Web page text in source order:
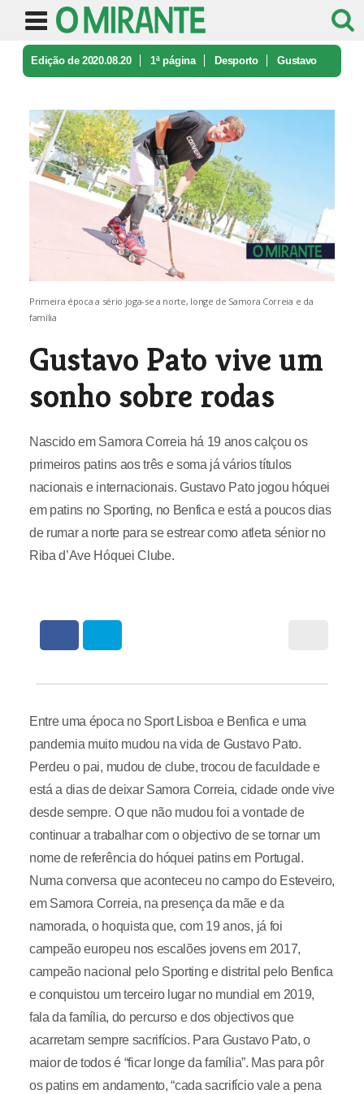
Edição de 2020.08.20 1ª página Desporto Gustavo
Primeira época a sério joga-se a norte, longe de Samora Correia e da
família
Gustavo Pato vive um
sonho sobre rodas
Nascido em Samora Correia há 19 anos calçou os
primeiros patins aos três e soma já vários títulos
nacionais e internacionais. Gustavo Pato jogou hóquei
em patins no Sporting, no Benfica e está a poucos dias
de rumar a norte para se estrear como atleta sénior no
Riba d’Ave Hóquei Clube.
Entre uma época no Sport Lisboa e Benfica e uma
pandemia muito mudou na vida de Gustavo Pato.
Perdeu o pai, mudou de clube, trocou de faculdade e
está a dias de deixar Samora Correia, cidade onde vive
desde sempre. O que não mudou foi a vontade de
continuar a trabalhar com o objectivo de se tornar um
nome de referência do hóquei patins em Portugal.
Numa conversa que aconteceu no campo do Esteveiro,
em Samora Correia, na presença da mãe e da
namorada, o hoquista que, com 19 anos, já foi
campeão europeu nos escalões jovens em 2017,
campeão nacional pelo Sporting e distrital pelo Benfica
e conquistou um terceiro lugar no mundial em 2019,
fala da família, do percurso e dos objectivos que
acarretam sempre sacrifícios. Para Gustavo Pato, o
maior de todos é “ficar longe da família”. Mas para pôr
os patins em andamento, “cada sacrifício vale a pena